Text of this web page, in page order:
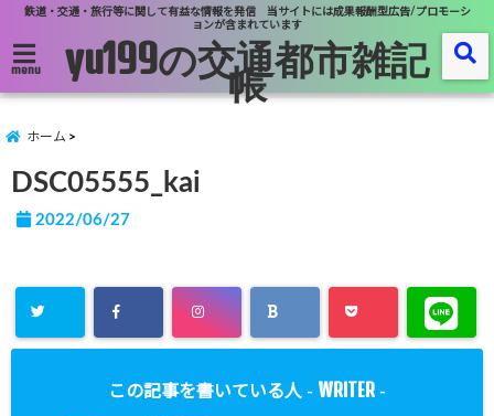
鉄道・交通・旅行等に関して有益な情報を発信 当サイトには成果報酬型広告/プロモーシ
ョンが含まれています
menu yu199の交通都市雑記
帳
ホーム
DSC05555_kai
2022/06/27
この記事を書いている人 - WRITER -